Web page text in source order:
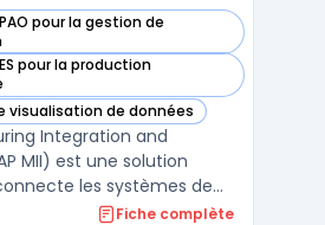
pour la gestion de
cette catégorie
pour la production
cette catégorie
visualisation de données
cette catégorie
Integration and
MII) est une solution
les systèmes de
opérations commerciales
Fiche complète